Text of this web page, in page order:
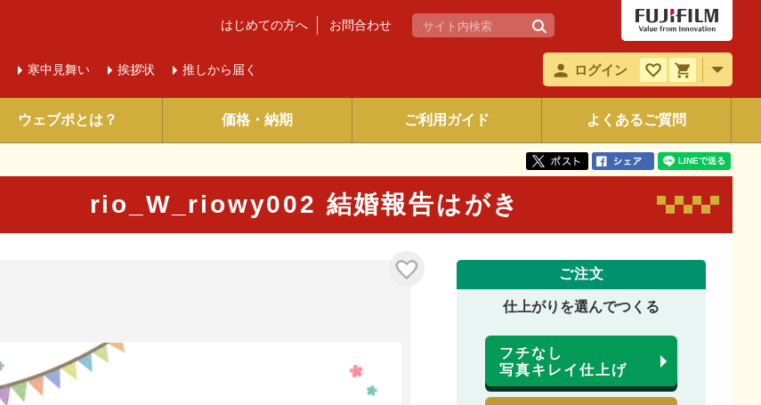
寒中 見舞い 挨拶状 推しから届く
はじめての方へ お問合わせ
ログイン
ウェブポとは？ 価格・納期 ご利用ガイド よくあるご質問
rio_W_riowy002 結婚報告はがき
ご注文
仕上がりを選んでつくる
フチなし
写真キレイ仕上げ